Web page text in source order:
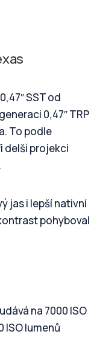
SST od
0,47″ TRP
To podle
delší projekci
jas i lepší nativní
pohyboval
na 7000 ISO
ISO lumenů